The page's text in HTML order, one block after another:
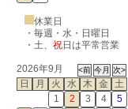
休業日
・毎週・水・日曜日
・ 土、 祝日は平常営業
2026年9月
日
月 火 水 木 金
土
1
2 3 4
5